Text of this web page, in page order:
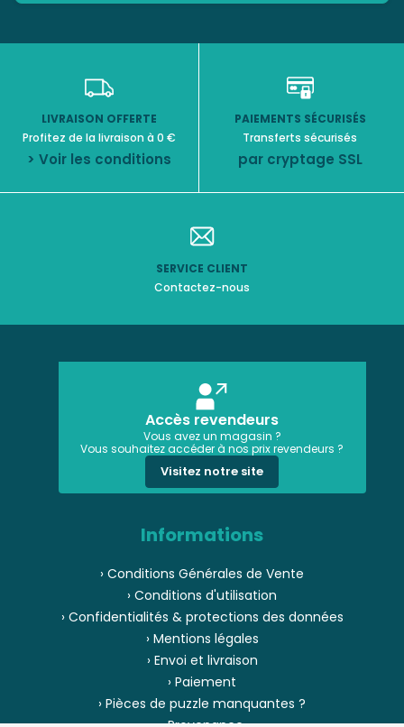
LIVRAISON OFFERTE
Profitez de la livraison à 0 €
> Voir les conditions
PAIEMENTS SÉCURISÉS
Transferts sécurisés
par cryptage SSL
SERVICE CLIENT
Contactez-nous
Accès revendeurs
Vous avez un magasin ?
Vous souhaitez accéder à nos prix revendeurs ?
Visitez notre site
Informations
› Conditions Générales de Vente
› Conditions d'utilisation
› Confidentialités & protections des données
› Mentions légales
› Envoi et livraison
› Paiement
› Pièces de puzzle manquantes ?